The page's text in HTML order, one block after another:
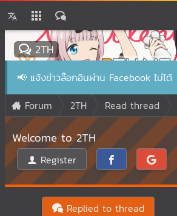
2TH
📢 แจ้งข่าวล๊อกอินผ่าน Facebook ไม่ได้
Forum
2TH Read thread
Welcome to 2TH
Register
Replied to thread